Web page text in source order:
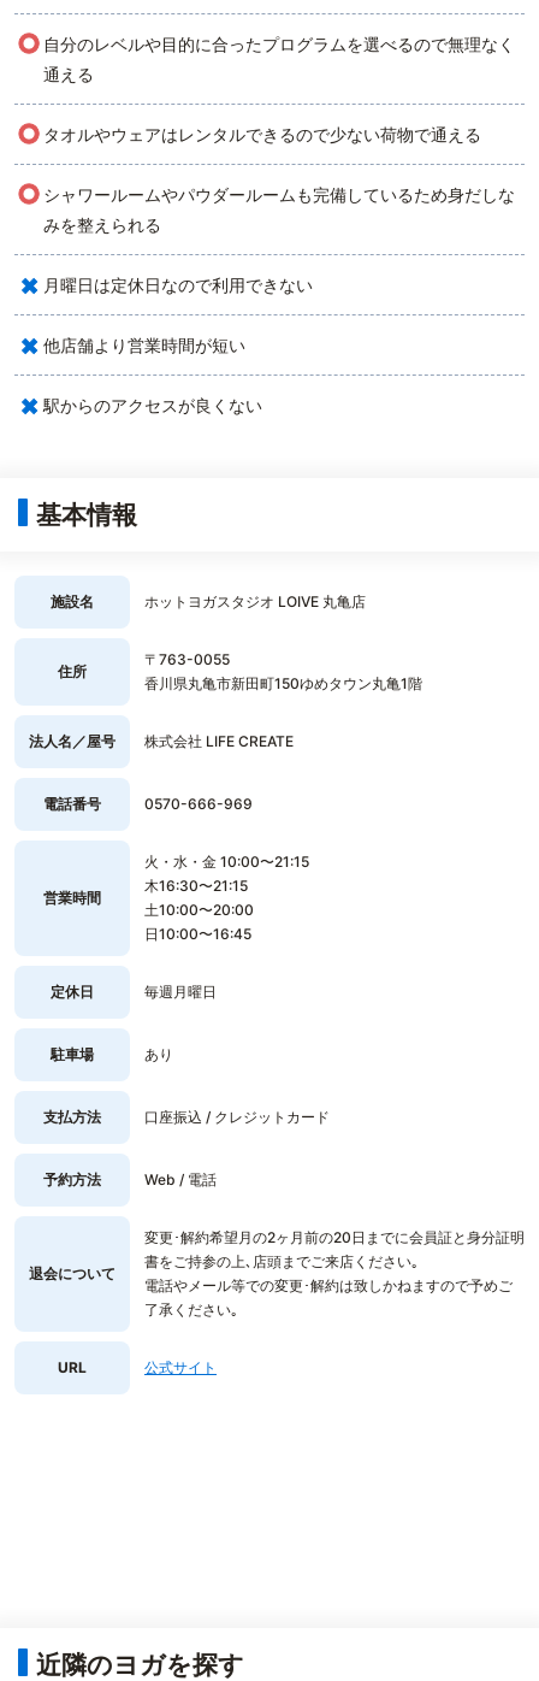
○ 自分のレベルや目的に合ったプログラムを選べるので無理なく
通える
○ タオルやウェアはレンタルできるので少ない荷物で通える
○ シャワールームやパウダールームも完備しているため身だしな
みを整えられる
× 月曜日は定休日なので利用できない
× 他店舗より営業時間が短い
× 駅からのアクセスが良くない
基本情報
施設名 ホットヨガスタジオ LOIVE 丸亀店
住所
〒763-0055
香川県丸亀市新田町150ゆめタウン丸亀1階
法人名／屋号 株式会社 LIFE CREATE
電話番号 0570-666-969
営業時間
火・水・金 10:00〜21:15
木16:30〜21:15
土10:00〜20:00
日10:00〜16:45
定休日 毎週月曜日
駐車場 あり
支払方法 口座振込 / クレジットカード
予約方法 Web / 電話
退会について
変更･解約希望月の2ヶ月前の20日までに会員証と身分証明
書をご持参の上､店頭までご来店ください｡
電話やメール等での変更･解約は致しかねますので予めご
了承ください｡
URL 公式サイト
近隣のヨガを探す